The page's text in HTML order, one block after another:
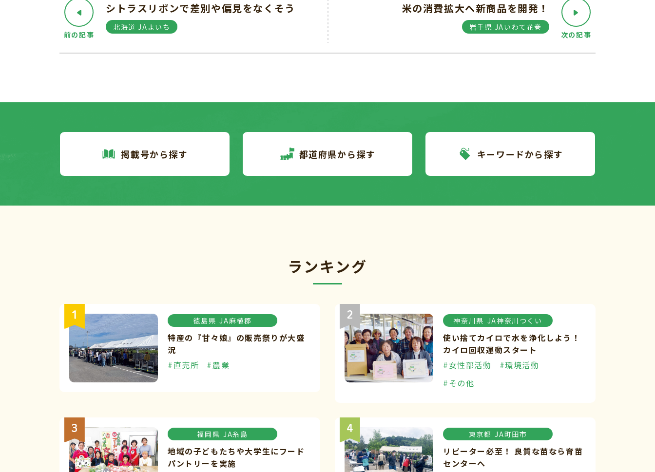
シトラスリボンで差別や偏見をなくそう
北海道 JAよいち
前の記事
米の消費拡大へ新商品を開発！
岩手県 JAいわて花巻
次の記事
掲載号から探す 都道府県から探す キーワードから探す
ランキング
徳島県 JA麻植郡
特産の『甘々娘』の販売祭りが大盛
況
#直売所
#農業
神奈川県 JA神奈川つくい
使い捨てカイロで水を浄化しよう！
カイロ回収運動スタート
#女性部活動
#環境活動
#その他
福岡県 JA糸島
地域の子どもたちや大学生にフード
パントリーを実施
東京都 JA町田市
リピーター必至！ 良質な苗なら育苗
センターへ